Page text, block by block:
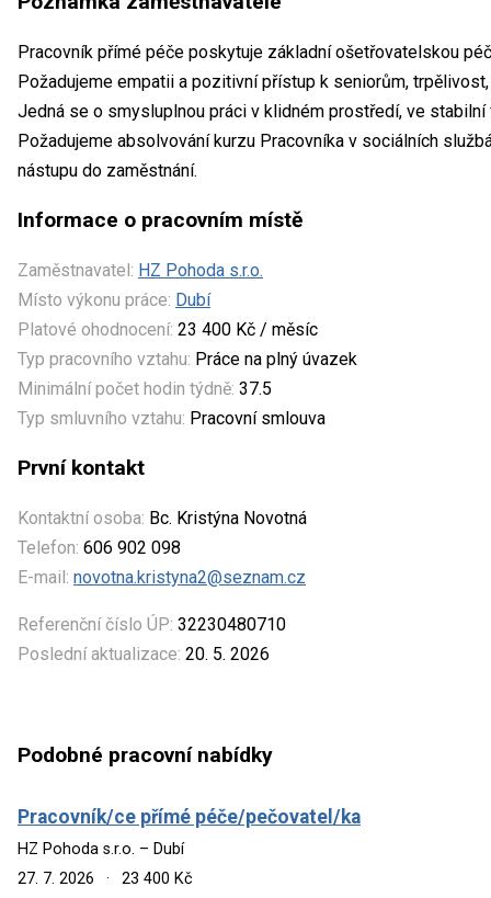
Pracovník přímé péče poskytuje základní ošetřovatelskou
Požadujeme empatii a pozitivní přístup k seniorům,
Jedná se o smysluplnou práci v klidném prostředí, ve stabilní
Požadujeme absolvování kurzu Pracovníka v sociálních
nástupu do zaměstnání.
Informace o pracovním místě
Zaměstnavatel: HZ Pohoda s.r.o.
Místo výkonu práce: Dubí
Platové ohodnocení: 23 400 Kč / měsíc
Typ pracovního vztahu: Práce na plný úvazek
Minimální počet hodin týdně: 37.5
Typ smluvního vztahu: Pracovní smlouva
První kontakt
Kontaktní osoba: Bc. Kristýna Novotná
Telefon: 606 902 098
E-mail: novotna.kristyna2@seznam.cz
Referenční číslo ÚP: 32230480710
Poslední aktualizace: 20. 5. 2026
Podobné pracovní nabídky
Pracovník/ce přímé péče/pečovatel/ka
HZ Pohoda s.r.o. – Dubí
27. 7. 2026
· 23 400 Kč